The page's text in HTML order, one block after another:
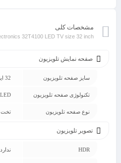
مشخصات کلی
32T4100 LED TV size 32 inch
صفحه نمایش تلویزیون
سایز صفحه تلویزیون 32 اینچ
تکنولوژی صفحه تلویزیون LED
نوع صفحه تلویزیون تخت
تصویر تلویزیون
HDR ندارد